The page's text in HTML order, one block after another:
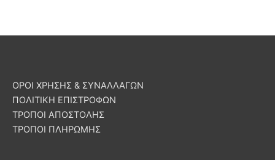
ΟΡΟΙ ΧΡΗΣΗΣ & ΣΥΝΑΛΛΑΓΩΝ
ΠΟΛΙΤΙΚΗ ΕΠΙΣΤΡΟΦΩΝ
ΤΡΟΠΟΙ ΑΠΟΣΤΟΛΗΣ
ΤΡΟΠΟΙ ΠΛΗΡΩΜΗΣ